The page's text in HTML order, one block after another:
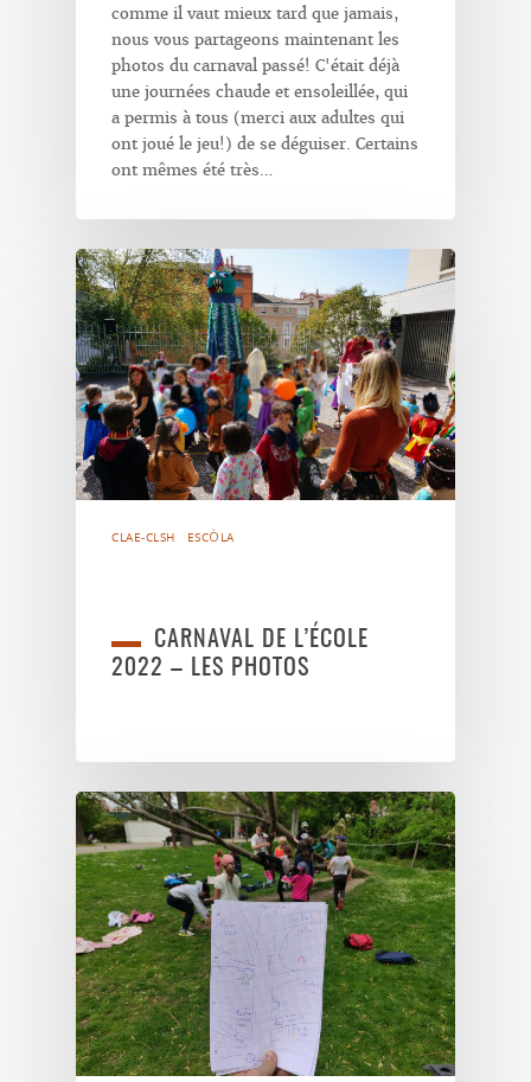
comme il vaut mieux tard que jamais,
nous vous partageons maintenant les
photos du carnaval passé! C'était déjà
une journées chaude et ensoleillée, qui
a permis à tous (merci aux adultes qui
ont joué le jeu!) de se déguiser. Certains
ont mêmes été très…
CLAE-CLSH ESCÒLA
CARNAVAL DE L’ÉCOLE
2022 – LES PHOTOS